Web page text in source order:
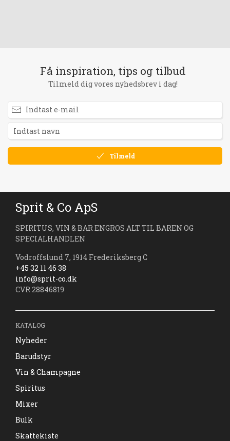
Få inspiration, tips og tilbud
Tilmeld dig vores nyhedsbrev i dag!
Tilmeld
Sprit & Co ApS
SPIRITUS, VIN & BAR ENGROS ALT TIL BAREN OG
SPECIALHANDLEN
Vodroffslund 7, 1914 Frederiksberg C
+45 32 11 46 38
info@sprit-co.dk
CVR 28846819
KATALOG
Nyheder
Barudstyr
Vin & Champagne
Spiritus
Mixer
Bulk
Skattekiste